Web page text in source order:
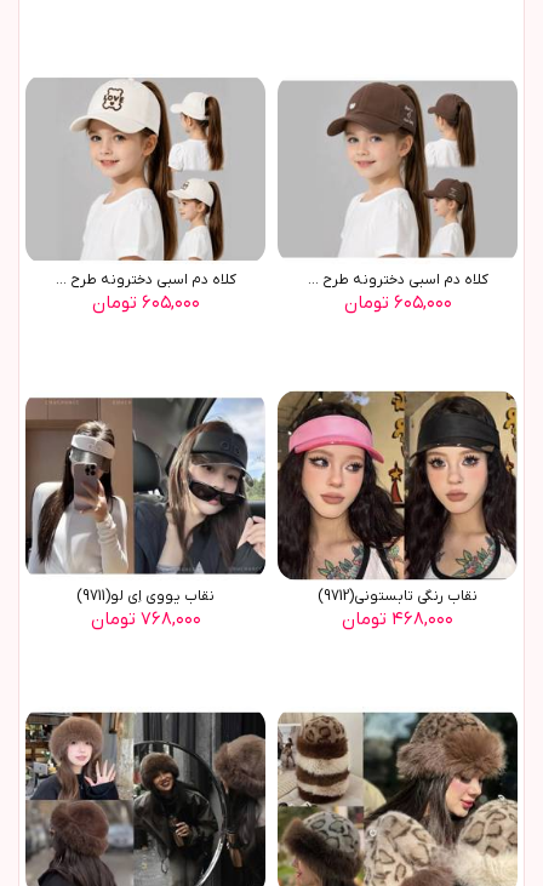
کلاه دم اسبی دخترونه طرح ...
۶۰۵,۰۰۰ تومان
کلاه دم اسبی دخترونه طرح ...
۶۰۵,۰۰۰ تومان
نقاب رنگی تابستونی(9712)
۴۶۸,۰۰۰ تومان
نقاب یووی اِی لو(9711)
۷۶۸,۰۰۰ تومان